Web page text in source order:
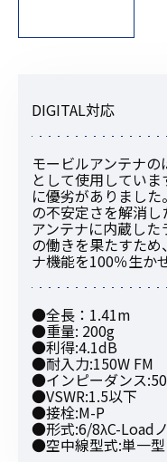
DIGITAL対応
モービルアンテナ
として使用してい
に優劣がありまし
の不安定さを解消し
アンテナに内蔵し
の働きを果たすた
ナ機能を100％生か
●全長：1.41m
●重量: 200g
●利得:4.1dB
●耐入力:150W FM
●インピーダンス
●VSWR:1.5以下
●接栓:M-P
●形式:6/8λC-Load
●空中線型式:単一型